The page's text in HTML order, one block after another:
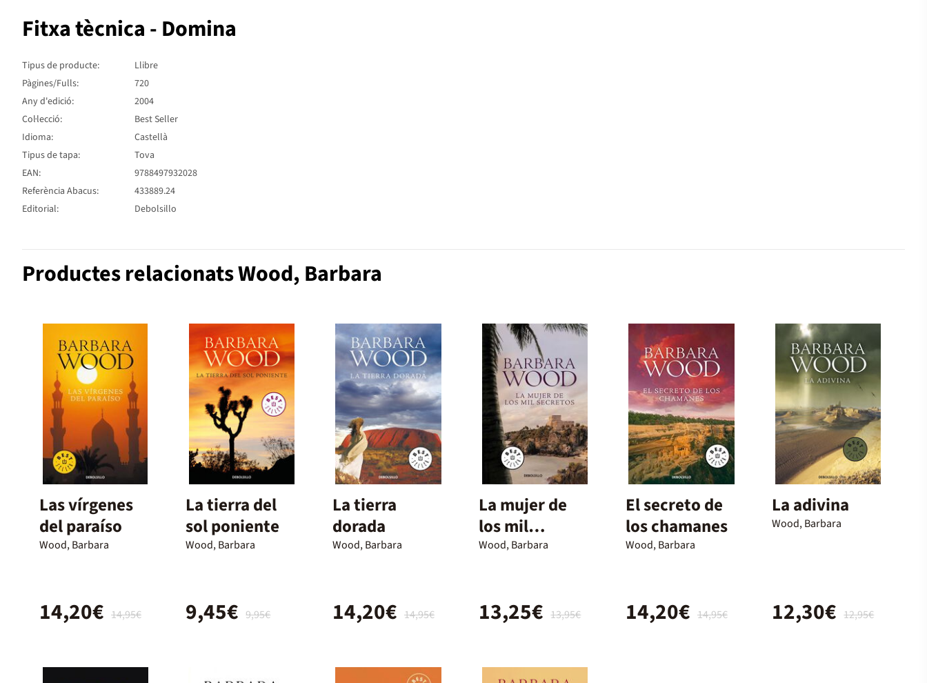
Fitxa tècnica - Domina
Tipus de producte:
Llibre
Pàgines/Fulls:
720
Any d'edició:
2004
Col·lecció:
Best Seller
Idioma:
Castellà
Tipus de tapa:
Tova
EAN:
9788497932028
Referència Abacus:
433889.24
Editorial:
Debolsillo
Productes relacionats Wood, Barbara
Las vírgenes
del paraíso
Wood, Barbara
14,95€
14,20€
La tierra del
sol poniente
Wood, Barbara
9,95€
9,45€
La tierra
dorada
Wood, Barbara
14,95€
14,20€
La mujer de
los mil
secretos
Wood, Barbara
13,95€
13,25€
El secreto de
los chamanes
Wood, Barbara
14,95€
14,20€
La adivina
Wood, Barbara
12,95€
12,30€